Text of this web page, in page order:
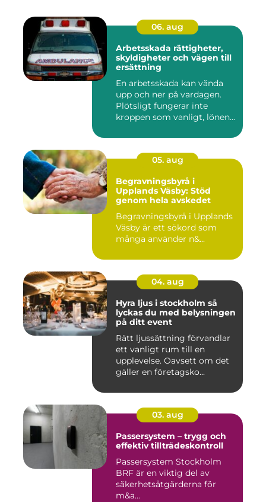
06. aug
Arbetsskada rättigheter,
skyldigheter och vägen till
ersättning
En arbetsskada kan vända
upp och ner på vardagen.
Plötsligt fungerar inte
kroppen som vanligt, lönen...
05. aug
Begravningsbyrå i
Upplands Väsby: Stöd
genom hela avskedet
Begravningsbyrå i Upplands
Väsby är ett sökord som
många använder n&...
04. aug
Hyra ljus i stockholm så
lyckas du med belysningen
på ditt event
Rätt ljussättning förvandlar
ett vanligt rum till en
upplevelse. Oavsett om det
gäller en företagsko...
03. aug
Passersystem – trygg och
effektiv tillträdeskontroll
Passersystem Stockholm
BRF är en viktig del av
säkerhetsåtgärderna för
m&a...